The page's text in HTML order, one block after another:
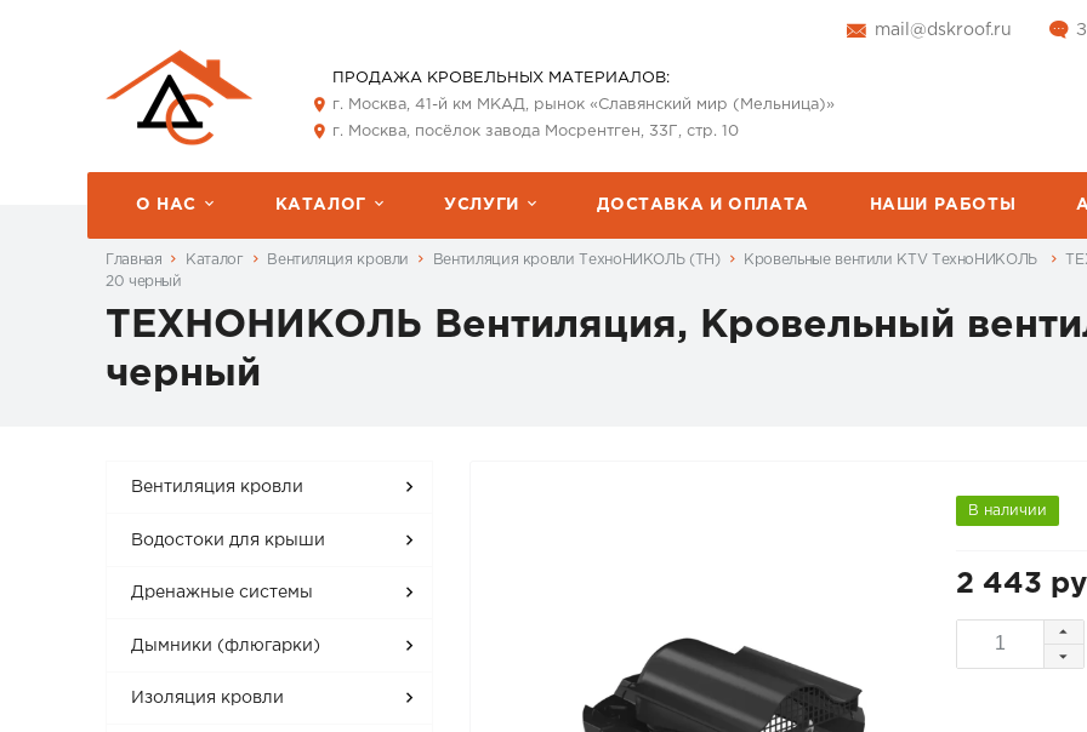
mail@dskroof.ru
ПРОДАЖА КРОВЕЛЬНЫХ МАТЕРИАЛОВ:
г. Москва, 41-й км МКАД, рынок «Славянский мир (Мельница)»
г. Москва, посёлок завода Мосрентген, 33Г, стр. 10
О НАС КАТАЛОГ УСЛУГИ ДОСТАВКА И ОПЛАТА НАШИ РАБОТЫ
Главная Каталог Вентиляция кровли Вентиляция кровли ТехноНИКОЛЬ (ТН) Кровельные вентили KTV ТехноНИКОЛЬ
20 черный
ТЕХНОНИКОЛЬ Вентиляция, Кровельный
черный
Вентиляция кровли
Водостоки для крыши
Дренажные системы
Дымники (флюгарки)
Изоляция кровли
В наличии
2 443